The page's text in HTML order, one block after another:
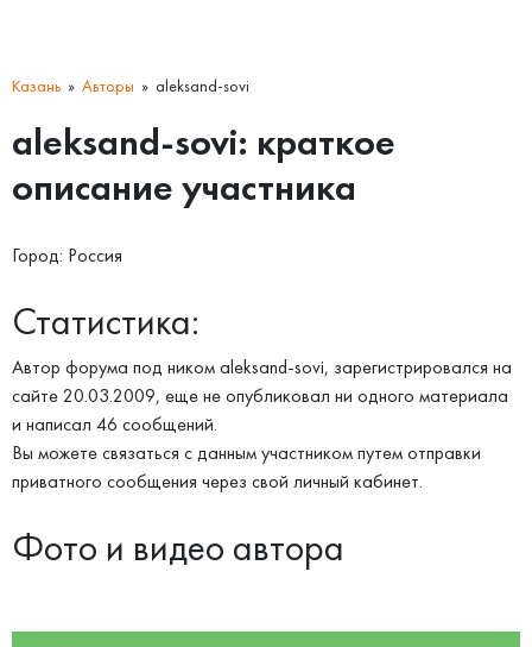
Казань Авторы aleksand-sovi
aleksand-sovi: краткое
описание участника
Город: Россия
Статистика:
Автор форума под ником aleksand-sovi, зарегистрировался на
сайте 20.03.2009, еще не опубликовал ни одного материала
и написал 46 сообщений.
Вы можете связаться с данным участником путем отправки
приватного сообщения через свой личный кабинет.
Фото и видео автора